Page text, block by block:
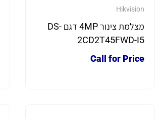
Hikvision
מצלמת צינור 4MP דגם DS-
2CD2T45FWD-I5
Call for Price